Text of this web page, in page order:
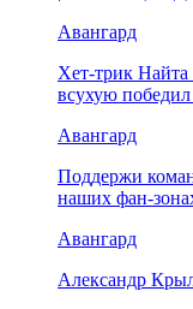
Авангард
Хет-трик Найта
всухую
Авангард
Поддержи
наших фан-
Авангард
Александр